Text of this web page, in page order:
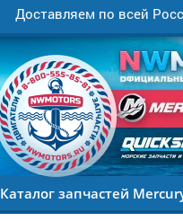
Доставляем по всей
Каталог запчастей